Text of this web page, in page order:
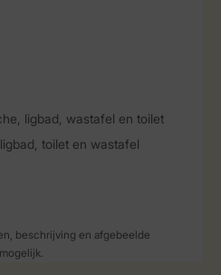
ligbad, wastafel en toilet
toilet en wastafel
beschrijving en afgebeelde